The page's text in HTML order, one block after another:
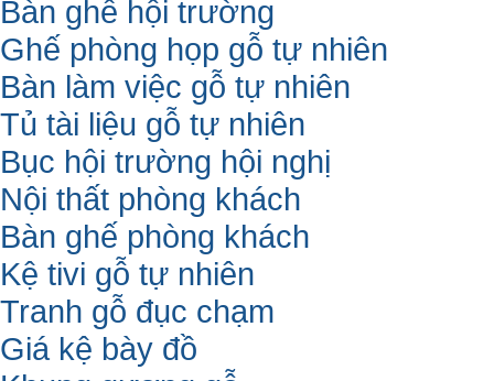
Bàn ghế hội trường
Ghế phòng họp gỗ tự nhiên
Bàn làm việc gỗ tự nhiên
Tủ tài liệu gỗ tự nhiên
Bục hội trường hội nghị
Nội thất phòng khách
Bàn ghế phòng khách
Kệ tivi gỗ tự nhiên
Tranh gỗ đục chạm
Giá kệ bày đồ